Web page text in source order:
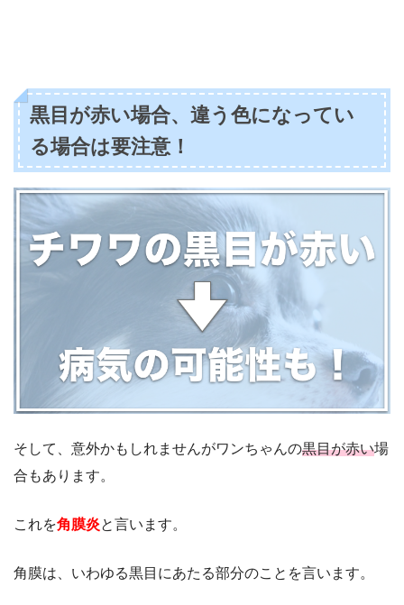
黒目が赤い場合、違う色になってい
る場合は要注意！
そして、意外かもしれませんがワンちゃんの黒目が赤い場
合もあります。
これを角膜炎と言います。
角膜は、いわゆる黒目にあたる部分のことを言います。